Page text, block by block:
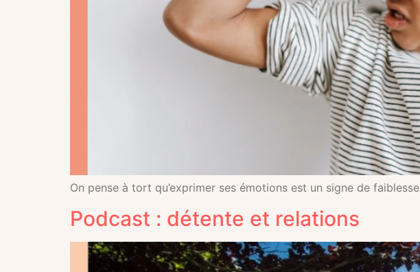
On pense à tort qu’exprimer ses émotions est un signe de
Podcast : détente et relations